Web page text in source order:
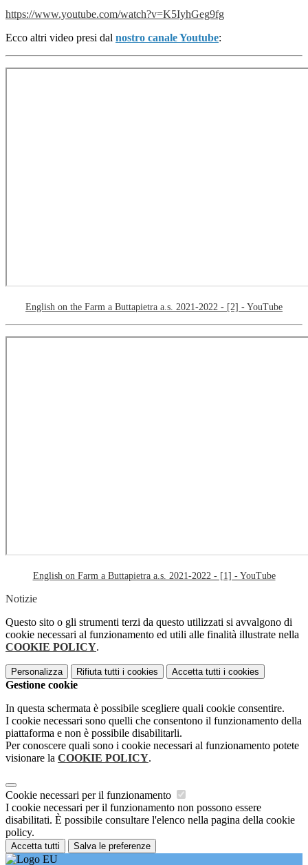
https://www.youtube.com/watch?v=K5IyhGeg9fg
Ecco altri video presi dal nostro canale Youtube:
English on the Farm a Buttapietra a.s. 2021-2022 - [2] - YouTube
English on Farm a Buttapietra a.s. 2021-2022 - [1] - YouTube
Notizie
Questo sito o gli strumenti terzi da questo utilizzati si avvalgono di
cookie necessari al funzionamento ed utili alle finalità illustrate nella
COOKIE POLICY.
Personalizza Rifiuta tutti i cookies Accetta tutti i cookies
Gestione cookie
In questa schermata è possibile scegliere quali cookie consentire.
I cookie necessari sono quelli che consentono il funzionamento della
piattaforma e non è possibile disabilitarli.
Per conoscere quali sono i cookie necessari al funzionamento potete
visionare la COOKIE POLICY.
Cookie necessari per il funzionamento
I cookie necessari per il funzionamento non possono essere
disabilitati. È possibile consultare l'elenco nella pagina della cookie
policy.
Accetta tutti Salva le preferenze